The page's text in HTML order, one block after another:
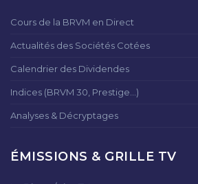
Cours de la BRVM en Direct
Actualités des Sociétés Cotées
Calendrier des Dividendes
Indices (BRVM 30, Prestige...)
Analyses & Décryptages
ÉMISSIONS & GRILLE TV